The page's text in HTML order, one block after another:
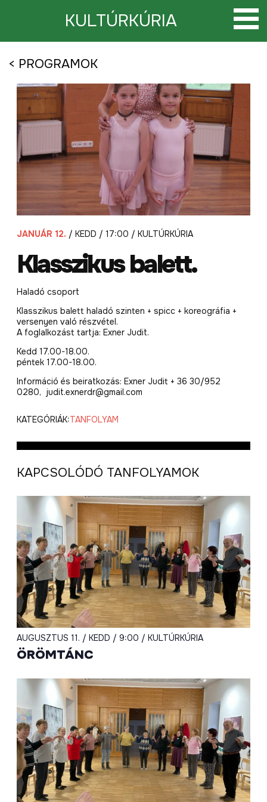
KULTÚRKÚRIA
< PROGRAMOK
JANUÁR 12. / KEDD / 17:00 / KULTÚRKÚRIA
Klasszikus balett.
Haladó csoport
Klasszikus balett haladó szinten + spicc + koreográfia +
versenyen való részvétel.
A foglalkozást tartja: Exner Judit.
Kedd 17.00-18.00.
péntek 17.00-18.00.
Információ és beiratkozás: Exner Judit + 36 30/952
0280, judit.exnerdr@gmail.com
KATEGÓRIÁK:TANFOLYAM
KAPCSOLÓDÓ TANFOLYAMOK
AUGUSZTUS 11. / KEDD / 9:00 / KULTÚRKÚRIA
ÖRÖMTÁNC